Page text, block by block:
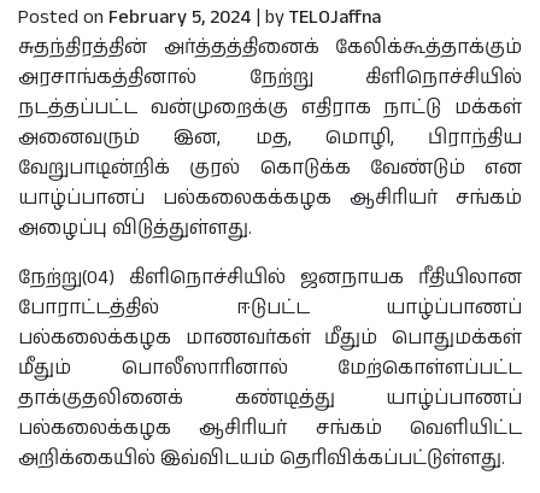
Posted on February 5, 2024 | byTELOJaffna
சுதந்திரத்தின் அர்த்தத்தினைக் கேலிக்கூத்தாக்கும்
அரசாங்கத்தினால் நேற்று கிளிநொச்சியில்
நடத்தப்பட்ட வன்முறைக்கு எதிராக நாட்டு மக்கள்
அனைவரும் இன, மத, மொழி, பிராந்திய
வேறுபாடின்றிக் குரல் கொடுக்க வேண்டும் என
யாழ்ப்பானப் பல்கலைகக்கழக ஆசிரியர் சங்கம்
அழைப்பு விடுத்துள்ளது.
நேற்று(04) கிளிநொச்சியில் ஜனநாயக ரீதியிலான‌
போராட்டத்தில் ஈடுபட்ட யாழ்ப்பாணப்
பல்கலைக்கழக‌ மாணவர்கள் மீதும் பொதுமக்கள்
மீதும் பொலீஸாரினால் மேற்கொள்ளப்பட்ட
தாக்குதலினைக் கண்டித்து யாழ்ப்பாணப்
பல்கலைக்கழக ஆசிரியர் சங்கம் வெளியிட்ட
அறிக்கையில் இவ்விடயம் தெரிவிக்கப்பட்டுள்ளது.